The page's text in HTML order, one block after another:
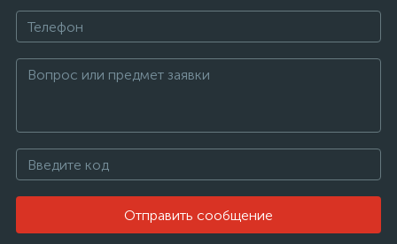
Отправить сообщение